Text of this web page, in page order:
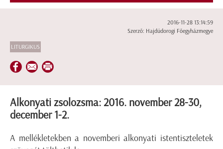
2016-11-28 13:14:59
Szerző: Hajdúdorogi Főegyházmegye
LITURGIKUS
Alkonyati zsolozsma: 2016. november 28-30,
december 1-2.
A mellékletekben a novemberi alkonyati istentiszteletek